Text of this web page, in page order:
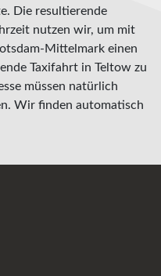
Die resultierende
nutzen wir, um mit
Mittelmark einen
Taxifahrt in Teltow zu
müssen natürlich
Wir finden automatisch